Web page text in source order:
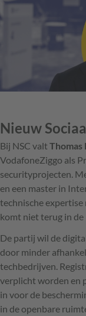
Nieuw
Bij NSC valt Thomas
VodafoneZiggo als
securityprojecten.
en een master in
technische expertise
komt niet terug in de
De partij wil de
door minder
techbedrijven.
verplicht worden en
in voor de
in de openbare